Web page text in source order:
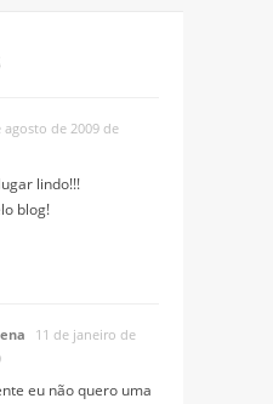
agosto de 2009 de
lindo!!!
blog!
11 de janeiro de
eu não quero uma